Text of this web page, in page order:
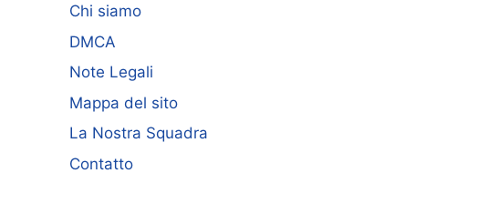
Chi siamo
DMCA
Note Legali
Mappa del sito
La Nostra Squadra
Contatto